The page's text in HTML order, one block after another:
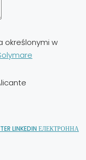
określonymi w
LINKEDIN ЕЛЕКТРОННА